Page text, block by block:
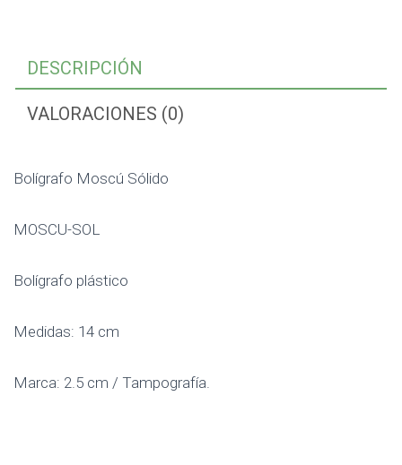
DESCRIPCIÓN
VALORACIONES (0)
Bolígrafo Moscú Sólido
MOSCU-SOL
Bolígrafo plástico
Medidas: 14 cm
Marca: 2.5 cm / Tampografía.